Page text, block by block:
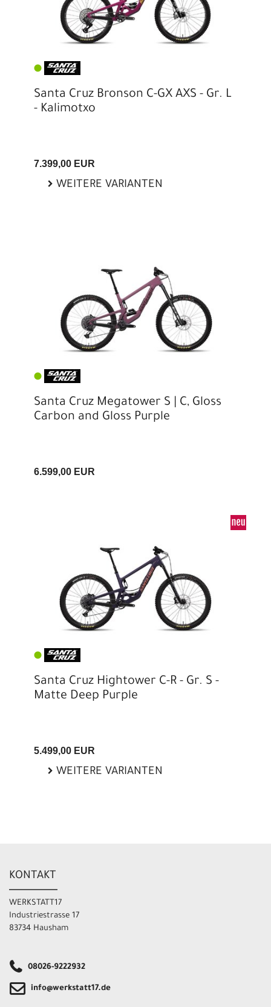
Santa Cruz Bronson C-GX AXS - Gr. L
- Kalimotxo
7.399,00 EUR
WEITERE VARIANTEN
Santa Cruz Megatower S | C, Gloss
Carbon and Gloss Purple
6.599,00 EUR
Santa Cruz Hightower C-R - Gr. S -
Matte Deep Purple
5.499,00 EUR
WEITERE VARIANTEN
KONTAKT
WERKSTATT17
Industriestrasse 17
83734 Hausham
08026-9222932
info@werkstatt17.de